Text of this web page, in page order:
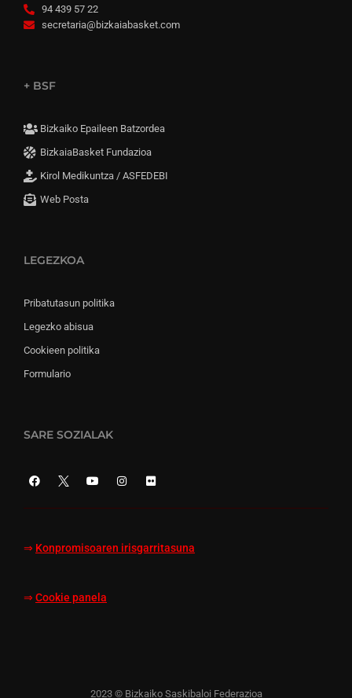
94 439 57 22
secretaria@bizkaiabasket.com
+ BSF
Bizkaiko Epaileen Batzordea
BizkaiaBasket Fundazioa
Kirol Medikuntza / ASFEDEBI
Web Posta
LEGEZKOA
Pribatutasun politika
Legezko abisua
Cookieen politika
Formulario
SARE SOZIALAK
⇒ Konpromisoaren irisgarritasuna
⇒ Cookie panela
2023 © Bizkaiko Saskibaloi Federazioa